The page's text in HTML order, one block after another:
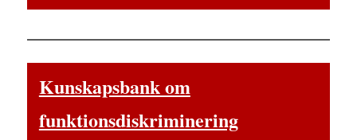
Kunskapsbank om
funktionsdiskriminering